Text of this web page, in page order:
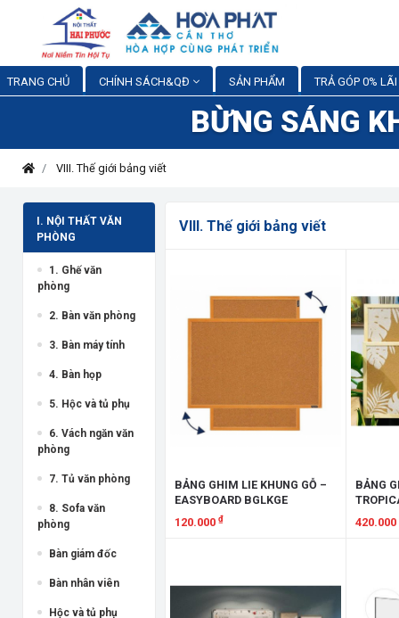
TRANG CHỦ CHÍNH SÁCH&QĐ SẢN PHẨM TRẢ GÓP 0% LÃI
BỪNG SÁNG
VIII. Thế giới bảng viết
I. NỘI THẤT VĂN
PHÒNG
1. Ghế văn
phòng
2. Bàn văn phòng
3. Bàn máy tính
4. Bàn họp
5. Hộc và tủ phụ
6. Vách ngăn văn
phòng
7. Tủ văn phòng
8. Sofa văn
phòng
Bàn giám đốc
Bàn nhân viên
Hộc và tủ phụ
VIII. Thế giới bảng viết
BẢNG GHIM LIE KHUNG GỖ –
EASYBOARD BGLKGE
120.000 ₫
BẢNG
420.000